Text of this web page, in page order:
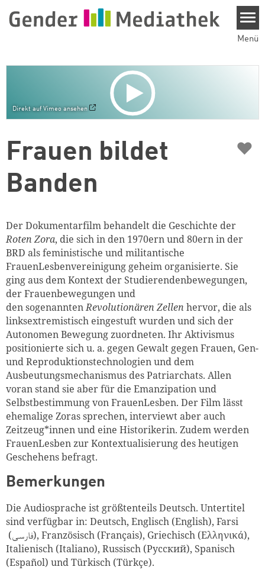
Menü
Direkt auf Vimeo ansehen
Frauen bildet
Banden
♥
Der Dokumentarfilm behandelt die Geschichte der
Roten Zora, die sich in den 1970ern und 80ern in der
BRD als feministische und militantische
FrauenLesbenvereinigung geheim organisierte. Sie
ging aus dem Kontext der Studierendenbewegungen,
der Frauenbewegungen und
den sogenanntenRevolutionären Zellen hervor, die als
linksextremistisch eingestuft wurden und sich der
Autonomen Bewegung zuordneten. Ihr Aktivismus
positionierte sich u. a. gegen Gewalt gegen Frauen, Gen-
und Reproduktionstechnologien und dem
Ausbeutungsmechanismus des Patriarchats. Allen
voran stand sie aber für die Emanzipation und
Selbstbestimmung von FrauenLesben. Der Film lässt
ehemalige Zoras sprechen, interviewt aber auch
Zeitzeug*innen und eine Historikerin. Zudem werden
FrauenLesben zur Kontextualisierung des heutigen
Geschehens befragt.
Bemerkungen
Die Audiosprache ist größtenteils Deutsch. Untertitel
sind verfügbar in: Deutsch, Englisch (English), Farsi
(فارسی), Französisch (Français), Griechisch (Ελληνικά),
Italienisch (Italiano), Russisch (Pусский), Spanisch
(Español) und Türkisch (Türkçe).